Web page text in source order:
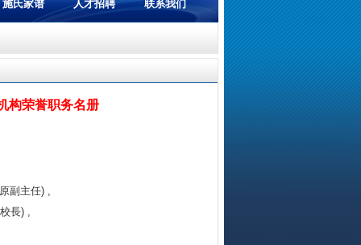
施氏家谱 人才招聘 联系我们
构荣誉职务名册
副主任) ,
長) ,